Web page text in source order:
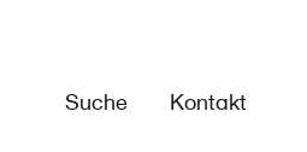
Suche Kontakt